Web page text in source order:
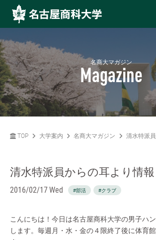
名商大マガジン
Magazine
TOP 大学案内 名商大マガジン 清水特派
清水特派員からの耳より情報
2016/02/17 Wed #部活 #クラブ
こんにちは！今日は名古屋商科大学の男子ハ
します。毎週月・水・金の４限終了後に体育